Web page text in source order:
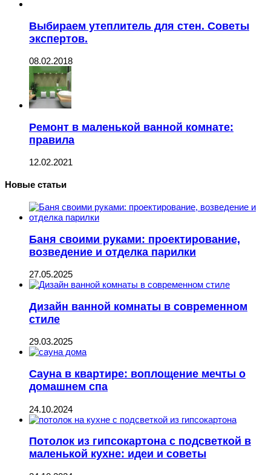
Выбираем утеплитель для стен. Советы
экспертов.
08.02.2018
Ремонт в маленькой ванной комнате:
правила
12.02.2021
Новые статьи
Баня своими руками: проектирование,
возведение и отделка парилки
27.05.2025
Дизайн ванной комнаты в современном
стиле
29.03.2025
Сауна в квартире: воплощение мечты о
домашнем спа
24.10.2024
Потолок из гипсокартона с подсветкой в
маленькой кухне: идеи и советы